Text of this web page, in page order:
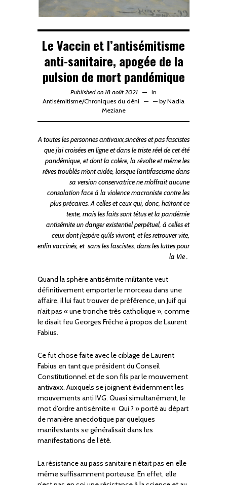
Le Vaccin et l’antisémitisme
anti-sanitaire, apogée de la
pulsion de mort pandémique
Published on 18 août 2021
in
Antisémitisme/Chroniques du déni — by Nadia
Meziane
A toutes les personnes antivaxx,sincères et pas fascistes
que j’ai croisées en ligne et dans le triste réel de cet été
pandémique, et dont la colère, la révolte et même les
rêves troublés m’ont aidée, lorsque l’antifascisme dans
sa version conservatrice ne m’offrait aucune
consolation face à la violence macroniste contre les
plus précaires. A celles et ceux qui, donc, haïront ce
texte, mais les faits sont têtus et la pandémie
antisémite un danger existentiel perpétuel, à celles et
ceux dont j’espère qu’ils vivront, et les retrouver vite,
enfin vaccinés, et sans les fascistes, dans les luttes pour
la Vie .
Quand la sphère antisémite militante veut
définitivement emporter le morceau dans une
affaire, il lui faut trouver de préférence, un Juif qui
n’ait pas « une tronche très catholique », comme
le disait feu Georges Frêche à propos de Laurent
Fabius.
Ce fut chose faite avec le ciblage de Laurent
Fabius en tant que président du Conseil
Constitutionnel et de son fils par le mouvement
antivaxx. Auxquels se joignent évidemment les
mouvements anti IVG. Quasi simultanément, le
mot d’ordre antisémite « Qui ? » porté au départ
de manière anecdotique par quelques
manifestants se généralisait dans les
manifestations de l’été.
La résistance au pass sanitaire n’était pas en elle
même suffisamment porteuse. En effet, elle